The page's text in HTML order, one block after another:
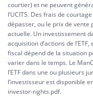
courtier) et ne peuvent
l’UCITS. Des frais de
dépasser, ou le prix de
actuelle. Un investissement
acquisition d’actions de
fiscal dépend de la situation
varier dans le temps. Le
l’ETF dans une ou plusieurs
l’investisseur est disponible
investor-rights.pdf.